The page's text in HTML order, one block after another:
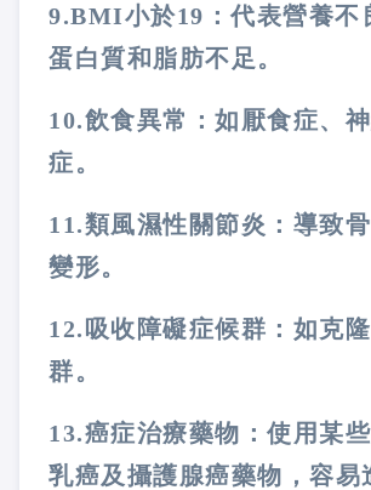
9.BMI小於19 ： 代表營養不
蛋白質和脂肪不足。
10.飲食異常： 如厭食症、
症。
11.類風濕性關節炎： 導致
變形。
12.吸收障礙症候群： 如克
群。
13.癌症治療藥物： 使用某
乳癌及攝護腺癌藥物，容易